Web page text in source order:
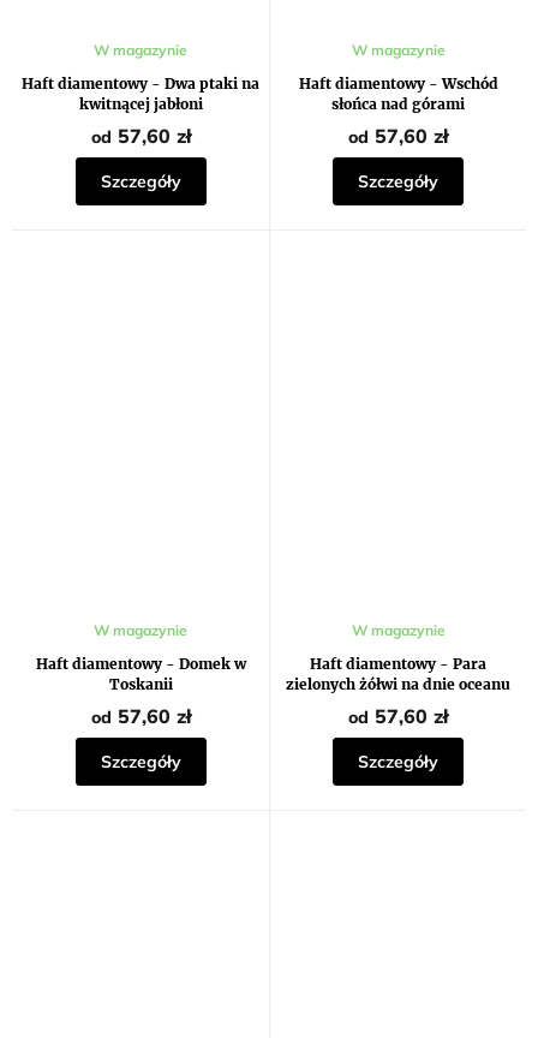
Haft diamentowy - Dwa ptaki na
kwitnącej jabłoni
Średnia
ocena
produktu
wynosi
5,0
na
5
gwiazdek.
W magazynie
od 57,60 zł
Szczegóły
Haft diamentowy - Wschód
słońca nad górami
Średnia
ocena
produktu
wynosi
5,0
na
5
gwiazdek.
W magazynie
od 57,60 zł
Szczegóły
Haft diamentowy - Domek w
Toskanii
Średnia
ocena
produktu
wynosi
5,0
na
5
gwiazdek.
W magazynie
od 57,60 zł
Szczegóły
Haft diamentowy - Para
zielonych żółwi na dnie oceanu
Średnia
ocena
produktu
wynosi
5,0
na
5
gwiazdek.
W magazynie
od 57,60 zł
Szczegóły